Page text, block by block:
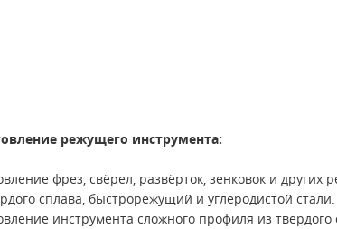
режущего инструмента:
фрез, свёрел, развёрток, зенковок и
сплава, быстрорежущий и углеродистой стали.
инструмента сложного профиля из твердого